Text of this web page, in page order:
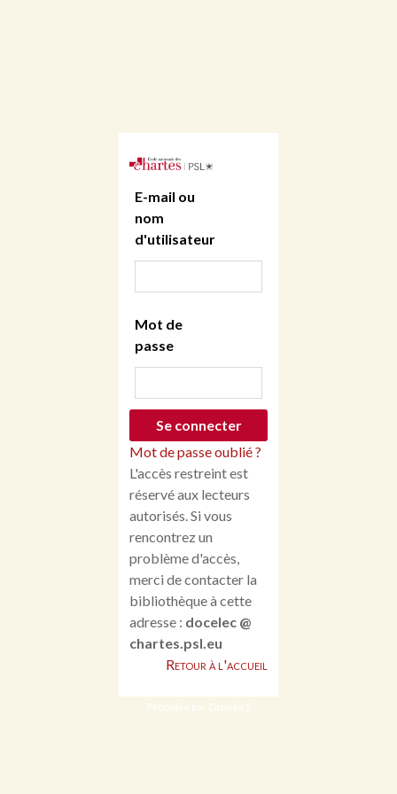
E-mail ou
nom
d'utilisateur
Mot de
passe
Mot de passe oublié ?
L'accès restreint est
réservé aux lecteurs
autorisés. Si vous
rencontrez un
problème d'accès,
merci de contacter la
bibliothèque à cette
adresse : docelec @
chartes.psl.eu
Retour à l'accueil
Propulsé par Omeka S